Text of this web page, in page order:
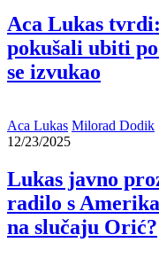
Aca Lukas
pokušali ubiti
se izvukao
Aca Lukas Milorad Dodik
12/23/2025
Lukas javno
radilo s
na slučaju Orić?